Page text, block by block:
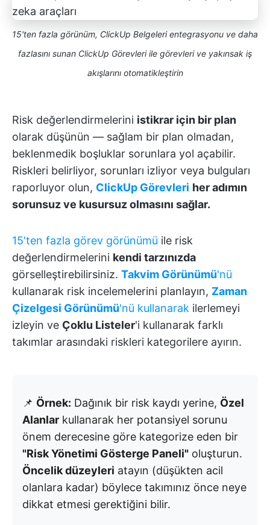
15'ten fazla görünüm, ClickUp Belgeleri entegrasyonu ve daha
fazlasını sunan ClickUp Görevleri ile görevleri ve yakınsak iş
akışlarını otomatikleştirin
Risk değerlendirmelerini istikrar için bir plan
olarak düşünün — sağlam bir plan olmadan,
beklenmedik boşluklar sorunlara yol açabilir.
Riskleri belirliyor, sorunları izliyor veya bulguları
raporluyor olun, ClickUp Görevleri her adımın
sorunsuz ve kusursuz olmasını sağlar.
15'ten fazla görev görünümü ile risk
değerlendirmelerini kendi tarzınızda
görselleştirebilirsiniz. Takvim Görünümü'nü
kullanarak risk incelemelerini planlayın, Zaman
Çizelgesi Görünümü'nü kullanarak ilerlemeyi
izleyin ve Çoklu Listeler'i kullanarak farklı
takımlar arasındaki riskleri kategorilere ayırın.
📌 Örnek: Dağınık bir risk kaydı yerine, Özel
Alanlar kullanarak her potansiyel sorunu
önem derecesine göre kategorize eden bir
"Risk Yönetimi Gösterge Paneli" oluşturun.
Öncelik düzeyleri atayın (düşükten acil
olanlara kadar) böylece takımınız önce neye
dikkat etmesi gerektiğini bilir.